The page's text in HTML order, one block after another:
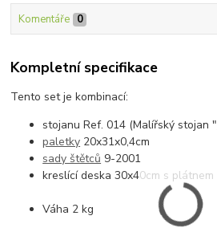
Komentáře 0
Kompletní specifikace
Tento set je kombinací:
stojanu Ref. 014 (Malířský stojan "
paletky 20x31x0,4cm
sady štětců 9-2001
kreslící deska 30x40cm s plátnem
Váha 2 kg